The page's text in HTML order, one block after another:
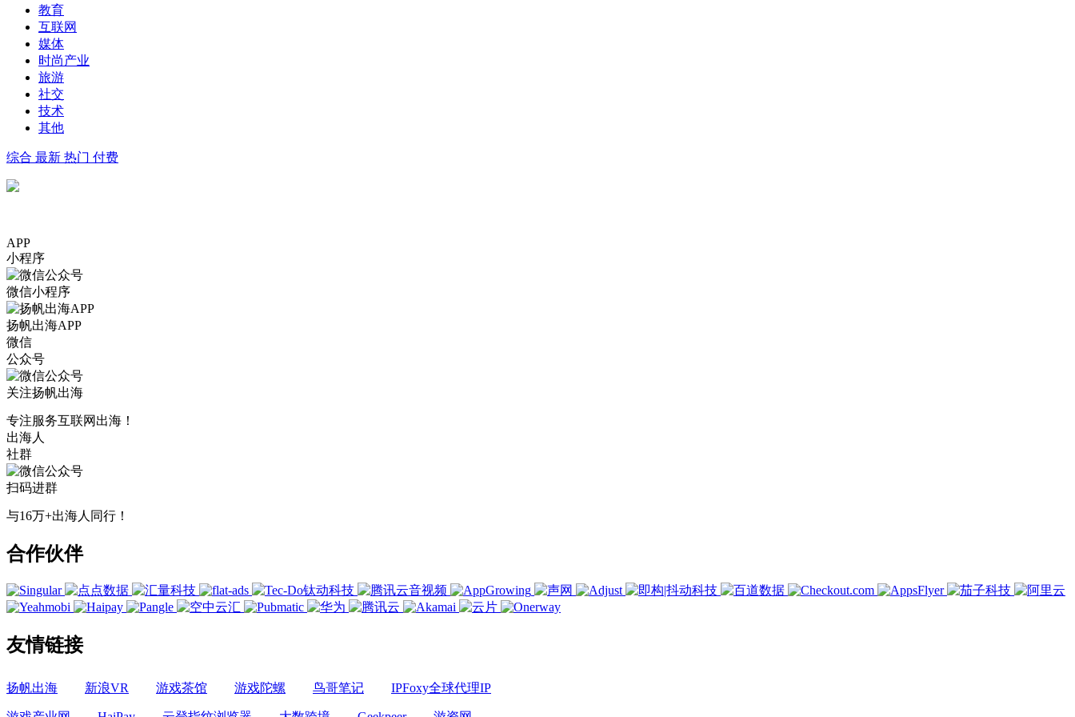
教育
互联网
媒体
时尚产业
旅游
社交
技术
其他
综合 最新 热门 付费
APP
小程序
微信小程序
扬帆出海APP
微信
公众号
关注扬帆出海
专注服务互联网出海！
出海人
社群
扫码进群
与16万+出海人同行！
合作伙伴
友情链接
扬帆出海 新浪VR 游戏茶馆 游戏陀螺 鸟哥笔记 IPFoxy全球代理IP